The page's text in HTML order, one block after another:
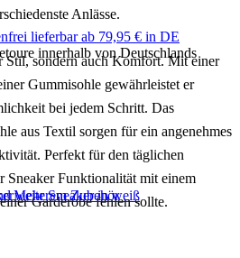
Anlässe.
Stil, sondern auch Komfort. Mit einer
Gummisohle gewährleistet er
bei jedem Schritt. Das
aus Textil sorgen für ein angenehmes
Perfekt für den täglichen
Sneaker Funktionalität mit einem
Garderobe fehlen sollte.
lieferbar ab 79,95 € in DE
innerhalb von Deutschlands
weiterem Zubehör
Mehr Sneaker in weiß